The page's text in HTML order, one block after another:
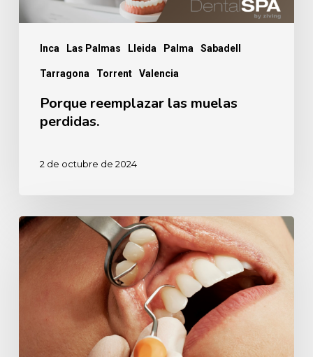
Inca Las Palmas Lleida Palma Sabadell
Tarragona Torrent Valencia
Porque reemplazar las muelas
perdidas.
2 de octubre de 2024
Anestesia